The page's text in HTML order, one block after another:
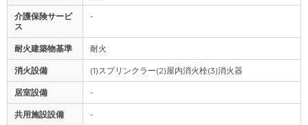
介護保険サービ
ス
-
耐火建築物基準 耐火
消火設備 (1)スプリンクラー(2)屋内消火栓(3)消火器
居室設備 -
共用施設設備 -